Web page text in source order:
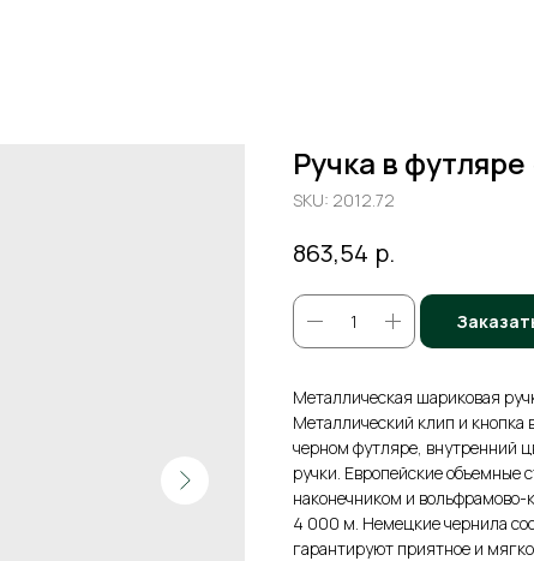
Ручка в
SKU: 2012.72
863,54 р.
Металлическая шариковая
Металлический клип и кнопка
черном футляре, внутренний
ручки. Европейские объемные
наконечником и
4 000 м. Немецкие чернила
гарантируют приятное и